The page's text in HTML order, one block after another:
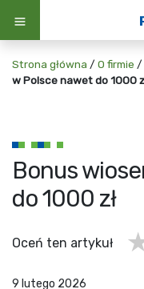
Strona główna / O firmie /
w Polsce nawet do 1000
Bonus
do 1000 zł
9 lutego 2026
Oceń ten artykuł